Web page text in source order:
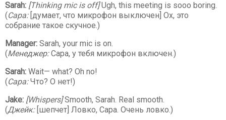
Sarah: [Thinking mic is off]Ugh, this meeting is sooo boring.
(Сара:[думает, что микрофон выключен] Ох, это
собрание такое скучное.)
Manager: Sarah, your mic is on.
(Менеджер:Сара, у тебя микрофон включен.)
Sarah: Wait— what? Oh no!
(Сара:Что? О нет!)
Jake: [Whispers]Smooth, Sarah. Real smooth.
(Джейк:[шепчет] Ловко, Сара. Очень ловко.)